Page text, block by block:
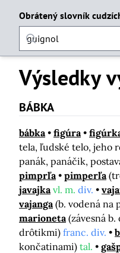
Obrátený slovník
Výsledky
BÁBKA
bábka figúra
tela, ľudské telo, jeho
panák, panáčik,
pimprľa
pimperľa
javajka vl. m. div.
vajanga (b. vodená na
marioneta (závesná
drôtikmi) franc. div.
končatinami) tal.